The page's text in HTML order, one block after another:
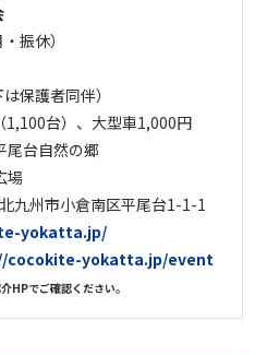
振休）
保護者同伴）
（1,100台） 、大型車1,000円
尾台自然の郷
州市小倉南区平尾台1-1-1
yokatta.jp/
cocokite-yokatta.jp/event
HPでご確認ください。